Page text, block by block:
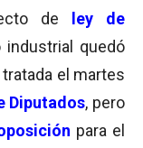
de
ley de
industrial quedó
tratada el martes
Diputados, pero
para el